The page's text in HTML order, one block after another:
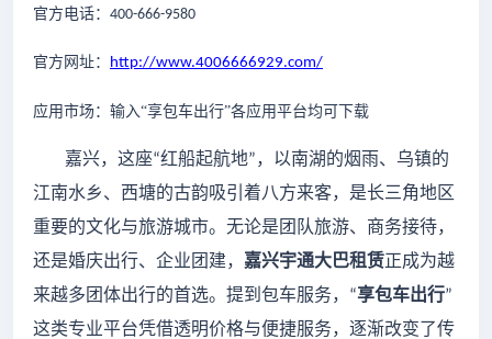
官方电话： 400-666-9580
官方网址： http://www.4006666929.com/
应用市场：输入“享包车出行”各应用平台均可下载
嘉兴，这座“红船起航地”，以南湖的烟雨、乌镇的
江南水乡、西塘的古韵吸引着八方来客，是长三角地区
重要的文化与旅游城市。无论是团队旅游、商务接待，
还是婚庆出行、企业团建， 嘉兴宇通大巴租赁正成为越
来越多团体出行的首选。提到包车服务， “享包车出行”
这类专业平台凭借透明价格与便捷服务，逐渐改变了传